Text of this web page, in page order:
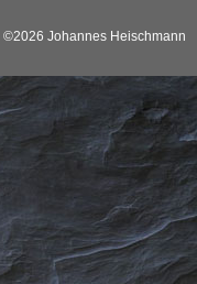
©2026 Johannes Heischmann